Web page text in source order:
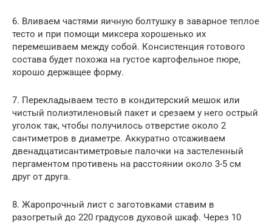
6. Вливаем частями яичную болтушку в заварное теплое
тесто и при помощи миксера хорошенько их
перемешиваем между собой. Консистенция готового
состава будет похожа на густое картофельное пюре,
хорошо держащее форму.
7. Перекладываем тесто в кондитерский мешок или
чистый полиэтиленовый пакет и срезаем у него острый
уголок так, чтобы получилось отверстие около 2
сантиметров в диаметре. Аккуратно отсаживаем
двенадцатисантиметровые палочки на застеленный
пергаментом противень на расстоянии около 3-5 см
друг от друга.
8. Жаропрочный лист с заготовками ставим в
разогретый до 220 градусов духовой шкаф. Через 10